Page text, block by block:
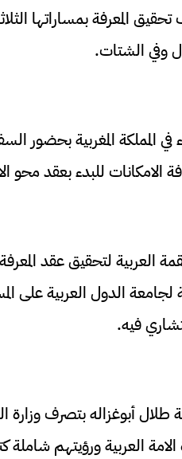
تحقيق المعرفة بمساراتها
وفي الشتات.
المملكة المغربيةبحضور
الامكانات للبدء بعقد محو
العربية لتحقيق عقد
لجامعة الدول العربية على
فيه.
أبوغزاله بتصرف وزارة
الامة العربية ورؤيتهم شاملة